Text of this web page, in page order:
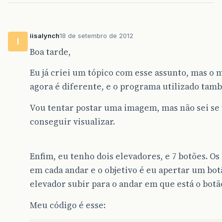
I
iisalynch18 de setembro de 2012
Boa tarde,
Eu já criei um tópico com esse assunto, mas o
agora é diferente, e o programa utilizado
Vou tentar postar uma imagem, mas não sei se
conseguir visualizar.
Enfim, eu tenho dois elevadores, e 7 botões.
em cada andar e o objetivo é eu apertar um
elevador subir para o andar em que está o
Meu código é esse: